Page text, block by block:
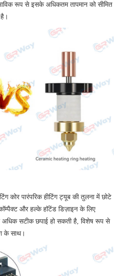
रूप से इसके अधिकतम तापमान को सीमित
कोर पारंपरिक हीटिंग ट्यूब की तुलना में छोटे
और हल्के हॉटेंड डिज़ाइन के लिए
सटीक छपाई हो सकती है, विशेष रूप से
के साथ।